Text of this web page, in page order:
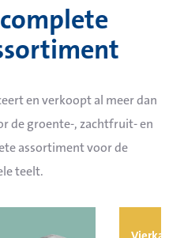
en verkoopt al meer dan
de groente-, zachtfruit- en
assortiment voor de
teelt.